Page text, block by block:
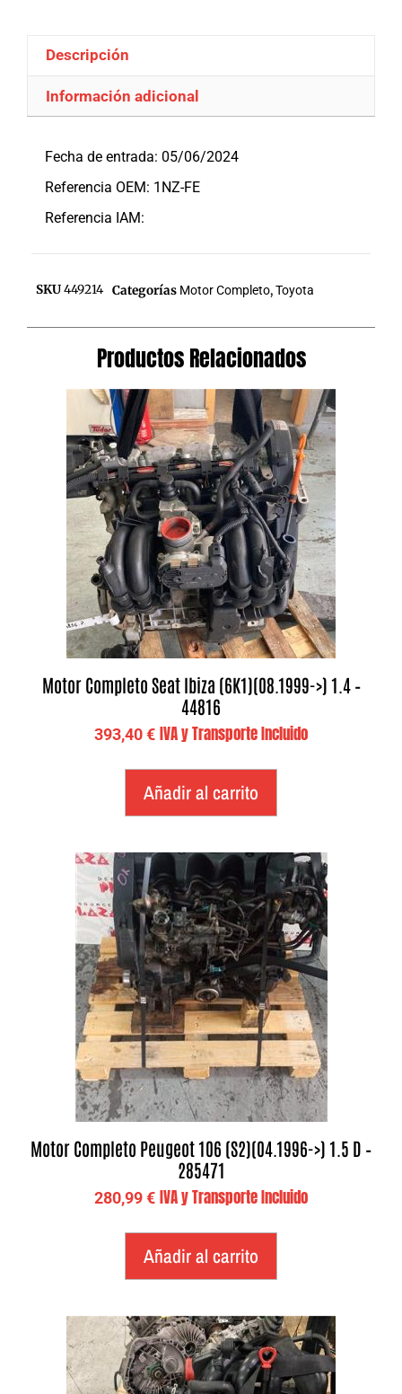
Descripción
Información adicional
Fecha de entrada: 05/06/2024
Referencia OEM: 1NZ-FE
Referencia IAM:
SKU449214 Categorías Motor Completo,Toyota
Productos Relacionados
Motor Completo Seat Ibiza (6K1)(08.1999->) 1.4 –
44816
393,40€ IVA y Transporte Incluido
Añadir al carrito
Motor Completo Peugeot 106 (S2)(04.1996->) 1.5 D –
285471
280,99€ IVA y Transporte Incluido
Añadir al carrito